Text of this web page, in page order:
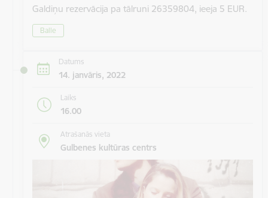
Galdiņu rezervācija pa tālruni 26359804, ieeja 5 EUR.
Balle
Datums
14. janvāris, 2022
Laiks
16.00
Atrašanās vieta
Gulbenes kultūras centrs